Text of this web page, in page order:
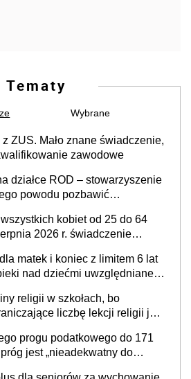
Tematy
Wybrane
ZUS. Mało znane świadczenie,
zawodowe
działce ROD – stowarzyszenie
powodu pozbawić
kobiet od 25 do 64
2026 r. świadczenie
matek i koniec z limitem 6 lat
nad dziećmi uwzględnianego
Pracy i Polityki
religii w szkołach, bo
liczbę lekcji religii jest
progu podatkowego do 171
jest „nieadekwatny do